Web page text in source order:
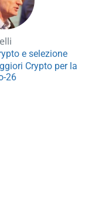
e selezione
Crypto per la
26